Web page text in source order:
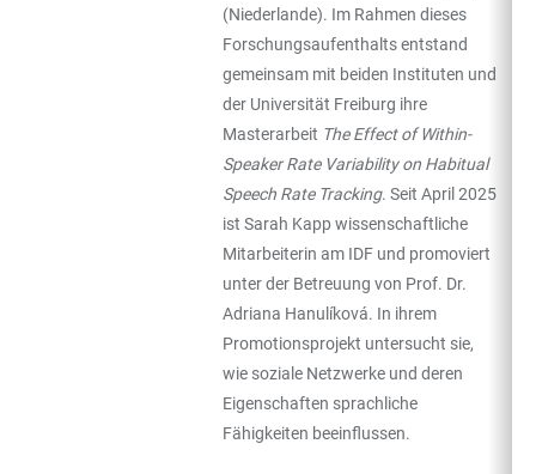
(Niederlande). Im Rahmen dieses
Forschungsaufenthalts entstand
gemeinsam mit beiden Instituten und
der Universität Freiburg ihre
Masterarbeit The Effect of Within-
Speaker Rate Variability on Habitual
Speech Rate Tracking. Seit April 2025
ist Sarah Kapp wissenschaftliche
Mitarbeiterin am IDF und promoviert
unter der Betreuung von Prof. Dr.
Adriana Hanulíková. In ihrem
Promotionsprojekt untersucht sie,
wie soziale Netzwerke und deren
Eigenschaften sprachliche
Fähigkeiten beeinflussen.